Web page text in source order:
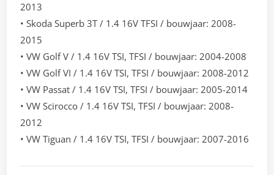
2013
• Skoda Superb 3T / 1.4 16V TFSI / bouwjaar: 2008-
2015
• VW Golf V / 1.4 16V TSI, TFSI / bouwjaar: 2004-2008
• VW Golf VI / 1.4 16V TSI, TFSI / bouwjaar: 2008-2012
• VW Passat / 1.4 16V TSI, TFSI / bouwjaar: 2005-2014
• VW Scirocco / 1.4 16V TSI, TFSI / bouwjaar: 2008-
2012
• VW Tiguan / 1.4 16V TSI, TFSI / bouwjaar: 2007-2016